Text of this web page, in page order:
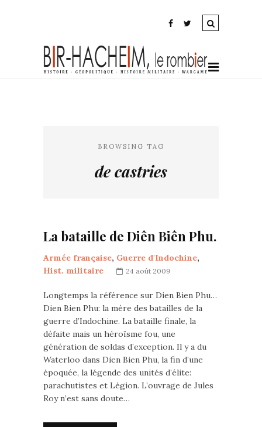
BROWSING TAG
de castries
La bataille de Diên Biên Phu.
Armée française, Guerre d'Indochine,
Hist. militaire
24 août 2009
Longtemps la référence sur Dien Bien Phu…
Dien Bien Phu: la mère des batailles de la
guerre d’Indochine. La bataille finale, la
défaite mais un héroïsme fou, une
génération de soldas d’exception. Il y a du
Waterloo dans Dien Bien Phu, la fin d’une
époquée, la légende des unités d’élite:
parachutistes et Légion. L’ouvrage de Jules
Roy n’est sans doute…